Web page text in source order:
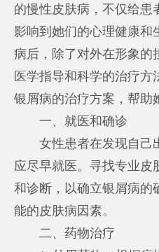
的慢性皮肤病，不仅给患
影响到她们的心理健康和
病后，除了对外在形象的
医学指导和科学的治疗方
银屑病的治疗方案，帮助
一、就医和确诊
女性患者在发现自己出
应尽早就医。寻找专业皮
和诊断，以确立银屑病的
能的皮肤病因素。
二、药物治疗